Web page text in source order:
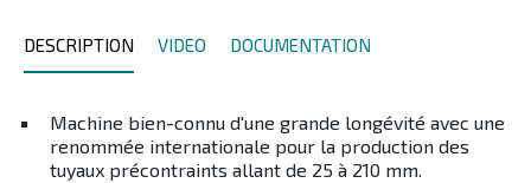
DESCRIPTION VIDEO DOCUMENTATION
Machine bien-connu d'une grande longévité avec une
renommée internationale pour la production des
tuyaux précontraints allant de 25 à 210 mm.